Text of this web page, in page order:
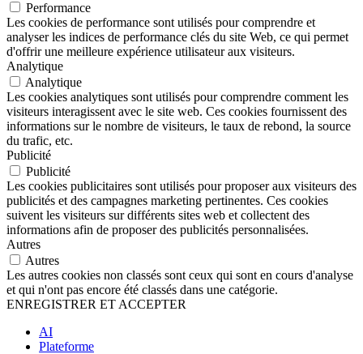
Performance
Les cookies de performance sont utilisés pour comprendre et
analyser les indices de performance clés du site Web, ce qui permet
d'offrir une meilleure expérience utilisateur aux visiteurs.
Analytique
Analytique
Les cookies analytiques sont utilisés pour comprendre comment les
visiteurs interagissent avec le site web. Ces cookies fournissent des
informations sur le nombre de visiteurs, le taux de rebond, la source
du trafic, etc.
Publicité
Publicité
Les cookies publicitaires sont utilisés pour proposer aux visiteurs des
publicités et des campagnes marketing pertinentes. Ces cookies
suivent les visiteurs sur différents sites web et collectent des
informations afin de proposer des publicités personnalisées.
Autres
Autres
Les autres cookies non classés sont ceux qui sont en cours d'analyse
et qui n'ont pas encore été classés dans une catégorie.
ENREGISTRER ET ACCEPTER
AI
Plateforme